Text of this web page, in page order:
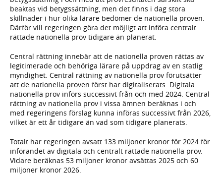
beaktas vid betygssättning, men det finns i dag stora
skillnader i hur olika lärare bedömer de nationella proven.
Därför vill regeringen göra det möjligt att införa centralt
rättade nationella prov tidigare än planerat.
Central rättning innebär att de nationella proven rättas av
legitimerade och behöriga lärare på uppdrag av en statlig
myndighet. Central rättning av nationella prov förutsätter
att de nationella proven först har digitaliserats. Digitala
nationella prov införs successivt från och med 2024. Central
rättning av nationella prov i vissa ämnen beräknas i och
med regeringens förslag kunna införas successivt från 2026,
vilket är ett år tidigare än vad som tidigare planerats.
Totalt har regeringen avsatt 133 miljoner kronor för 2024 för
införandet av digitala och centralt rättade nationella prov.
Vidare beräknas 53 miljoner kronor avsättas 2025 och 60
miljoner kronor 2026.